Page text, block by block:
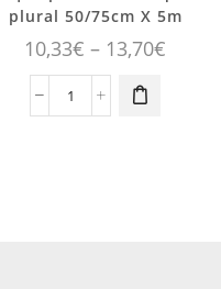
plural 50/75cm X 5m
10,33€ – 13,70€
Ύφασμα
προϊόν έχει
παραλλαγές.
Οι επιλογές
μπορούν να